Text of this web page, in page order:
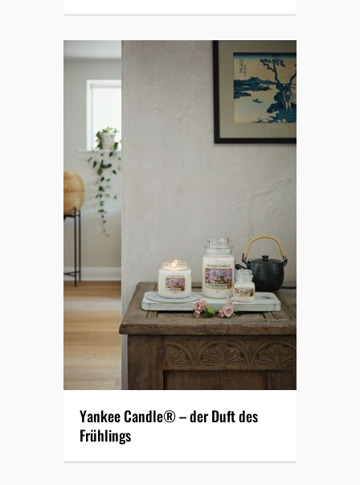
Yankee Candle® – der Duft des
Frühlings